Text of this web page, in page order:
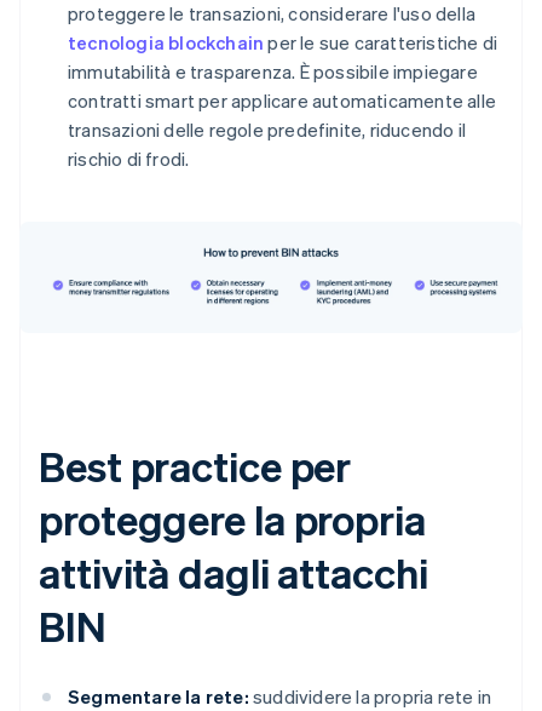
proteggere le transazioni, considerare l'uso della
tecnologia blockchain per le sue caratteristiche di
immutabilità e trasparenza. È possibile impiegare
contratti smart per applicare automaticamente alle
transazioni delle regole predefinite, riducendo il
rischio di frodi.
Best practice per
proteggere la propria
attività dagli attacchi
BIN
Segmentare la rete: suddividere la propria rete in